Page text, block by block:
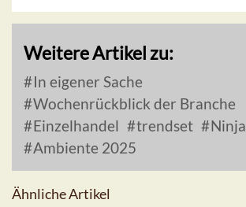
Weitere Artikel zu:
In eigener Sache
Wochenrückblick der Branche
Einzelhandel
trendset
Ninja
Ambiente 2025
Ähnliche Artikel